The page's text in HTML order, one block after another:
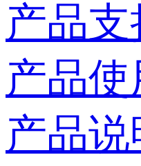
产品支
产品
产品说